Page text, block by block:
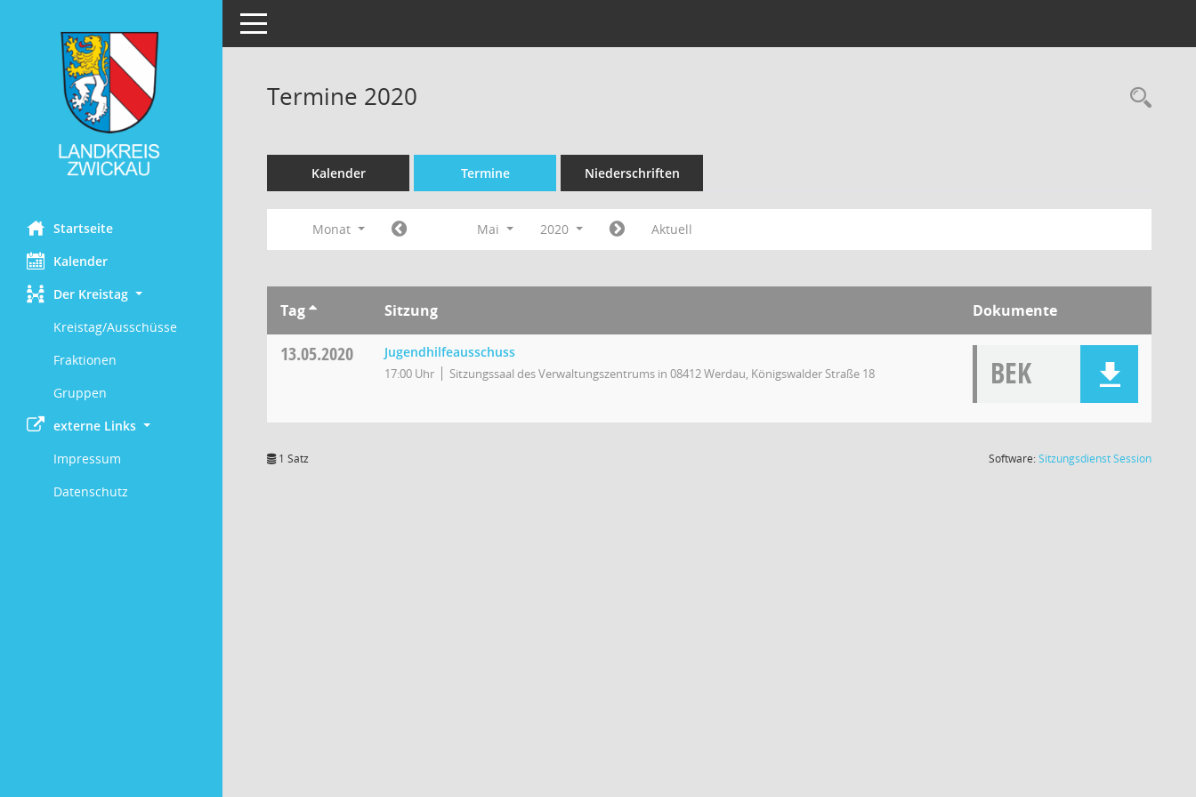
Startseite
Kalender
Der Kreistag
Kreistag/Ausschüsse
Fraktionen
Gruppen
externe Links
Impressum
Datenschutz
Toggle navigation
Termine 2020
Kalender Termine Niederschriften
Monat Mai 2020 Aktuell
Tag Sitzung Dokumente
13.05.2020 Jugendhilfeausschuss
17:00 Uhr Sitzungssaal des Verwaltungszentrums in 08412 Werdau, Königswalder Straße 18 BEK
1 Satz Software:SitzungsdienstSession(Wird in